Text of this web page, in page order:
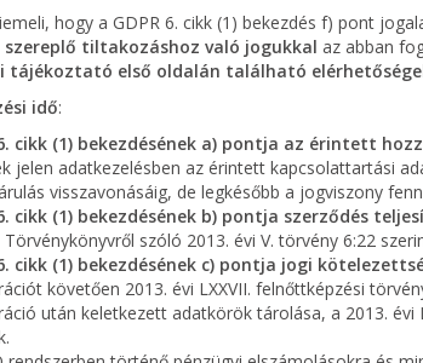
hogy a GDPR 6. cikk (1) bekezdés f) pont
szereplő tiltakozáshoz való jogukkal az abban
tájékoztató első oldalán található
idő:
6. cikk (1) bekezdésének a) pontja az érintett
jelen adatkezelésben az érintett kapcsolattartási
visszavonásáig, de legkésőbb a jogviszony
6. cikk (1) bekezdésének b) pontja szerződés
Törvénykönyvről szóló 2013. évi V. törvény 6:22
6. cikk (1) bekezdésének c) pontja jogi
követően 2013. évi LXXVII. felnőttképzési
után keletkezett adatkörök tárolása, a 2013. évi